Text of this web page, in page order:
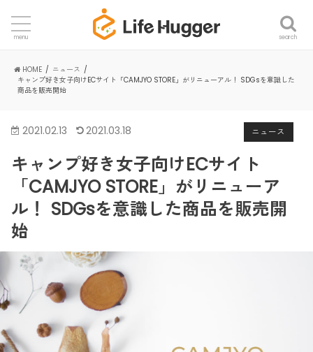
search
menu
HOME
ニュース
キャンプ好き女子向けECサイト「CAMJYO STORE」がリニューアル！ SDGsを意識した
商品を販売開始
ニュース
2021.02.13 2021.03.18
キャンプ好き女子向けECサイト
「CAMJYO STORE」がリニューア
ル！ SDGsを意識した商品を販売開
始